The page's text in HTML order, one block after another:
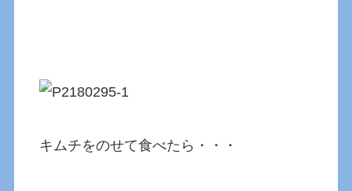
キムチをのせて食べたら・・・